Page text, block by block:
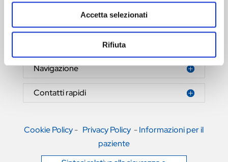
Accetta selezionati
Rifiuta
Area riservata
Navigazione
Contatti rapidi
Cookie Policy- Privacy Policy -Informazioni per il
paziente